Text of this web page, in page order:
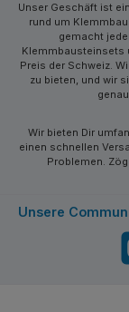
Unser Geschäft ist
rund um
gemacht
Klemmbausteinsets
Preis der Schweiz.
zu bieten, und wir
Wir bieten Dir
einen schnellen
Problemen.
Unsere